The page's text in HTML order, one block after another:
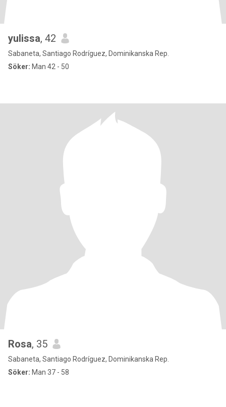
yulissa, 42
Sabaneta, Santiago Rodríguez, Dominikanska Rep.
Söker: Man 42 - 50
Rosa, 35
Sabaneta, Santiago Rodríguez, Dominikanska Rep.
Söker: Man 37 - 58